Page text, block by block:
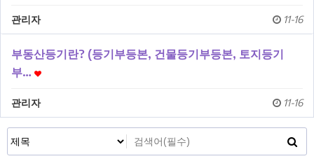
관리자 11-16
부동산등기란? (등기부등본, 건물등기부등본, 토지등기
부…
관리자 11-16